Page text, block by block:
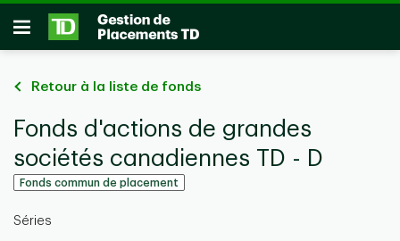
Passer au contenu principal
Ouvrir
Retour à la liste de fonds
Fonds d'actions de grandes
sociétés canadiennes TD - D
Fonds commun de placement
Séries